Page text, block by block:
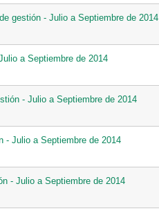
gestión - Julio a Septiembre de 2014
a Septiembre de 2014
- Julio a Septiembre de 2014
- Julio a Septiembre de 2014
- Julio a Septiembre de 2014